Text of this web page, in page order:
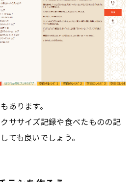
あります。
ササイズ記録や食べたものの記
ても良いでしょう。